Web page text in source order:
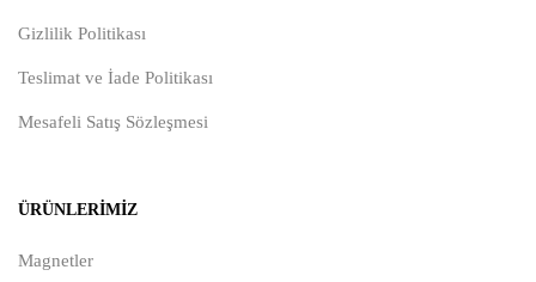
Gizlilik Politikası
Teslimat ve İade Politikası
Mesafeli Satış Sözleşmesi
ÜRÜNLERIMIZ
Magnetler